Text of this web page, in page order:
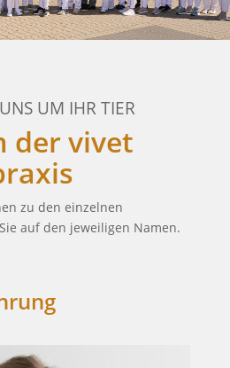
UM IHR TIER
der vivet
zu den einzelnen
auf den jeweiligen Namen.